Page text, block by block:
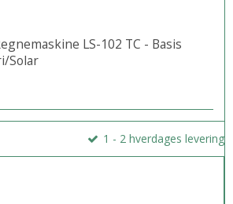
LS-102 TC - Basis
Solar
1 - 2 hverdages levering